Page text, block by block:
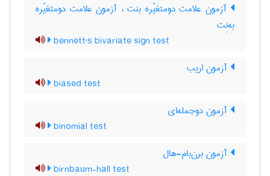
آزمون علامت دومتغیّره بنت ، آزمون علامت دومتغیّره
به‌نِت
bennett's bivariate sign test
آزمون اریب
biased test
آزمون دوجمله‌ای
binomial test
آزمون برن‌بام-هال
birnbaum-hall test